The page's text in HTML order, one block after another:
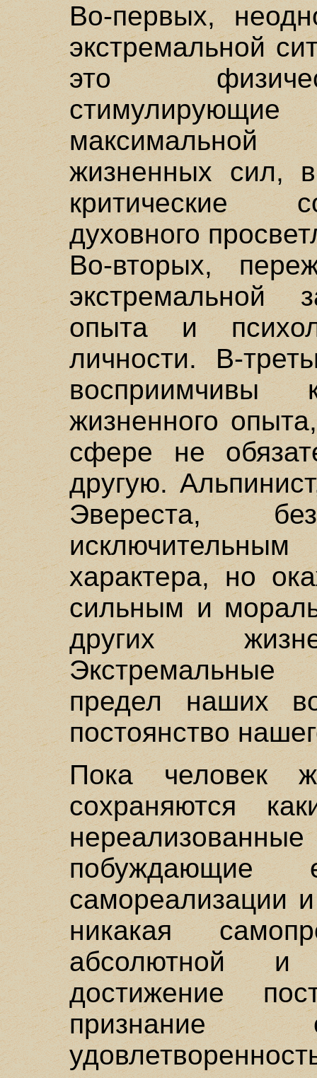
Во-первых,
экстремальной
это
жизненных сил,
критические
духовного
Во-вторых,
экстремальной
опыта и
личности. В-
жизненного
сфере не
другую.
Эвереста,
характера, но
сильным и
других
Экстремальные
предел наших
постоянство
Пока человек
сохраняются
побуждающие
самореализации
никакая
абсолютной и
достижение
признание